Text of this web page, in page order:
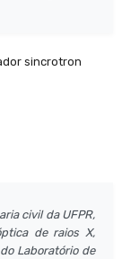
sincrotron
civil da UFPR,
de raios X,
Laboratório de